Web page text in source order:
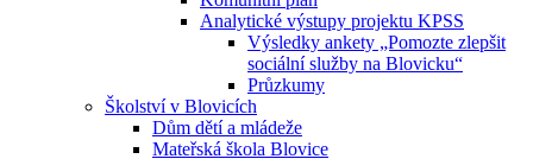
Analytické výstupy projektu KPSS
Výsledky ankety „Pomozte zlepšit
sociální služby na Blovicku“
Průzkumy
Školství v Blovicích
Dům dětí a mládeže
Mateřská škola Blovice